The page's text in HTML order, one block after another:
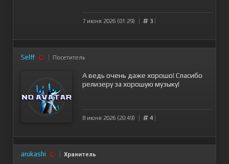
7 июня 2026 (01:29) 3
Selff Посетитель
А ведь очень даже хорошо! Спасибо
релизеру за хорошую музыку!
8 июня 2026 (20:49) 4
arukashi Хранитель